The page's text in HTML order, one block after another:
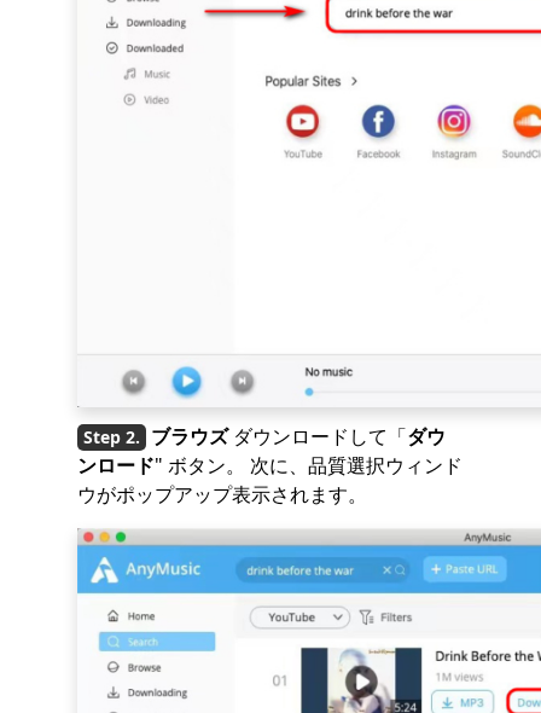
ブラウズダウンロードして「ダウ
ンロード" ボタン。 次に、品質選択ウィンド
ウがポップアップ表示されます。